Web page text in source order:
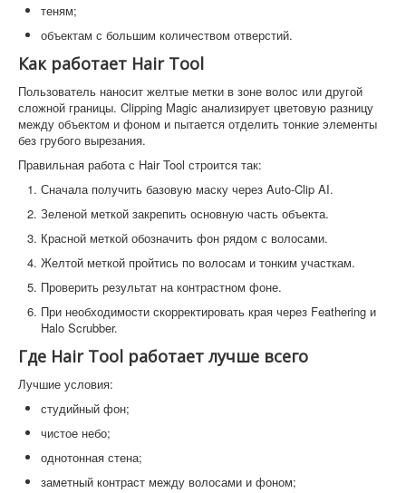
теням;
объектам с большим количеством отверстий.
Как работает Hair Tool
Пользователь наносит желтые метки в зоне волос или другой
сложной границы. Clipping Magic анализирует цветовую разницу
между объектом и фоном и пытается отделить тонкие элементы
без грубого вырезания.
Правильная работа с Hair Tool строится так:
Сначала получить базовую маску через Auto-Clip AI.
Зеленой меткой закрепить основную часть объекта.
Красной меткой обозначить фон рядом с волосами.
Желтой меткой пройтись по волосам и тонким участкам.
Проверить результат на контрастном фоне.
При необходимости скорректировать края через Feathering и
Halo Scrubber.
Где Hair Tool работает лучше всего
Лучшие условия:
студийный фон;
чистое небо;
однотонная стена;
заметный контраст между волосами и фоном;